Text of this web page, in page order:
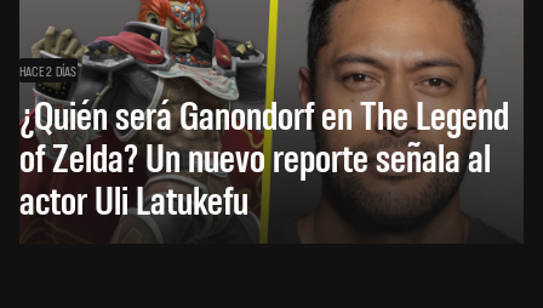
HACE 2 DÍAS
¿Quién será Ganondorf en The Legend
of Zelda? Un nuevo reporte señala al
actor Uli Latukefu